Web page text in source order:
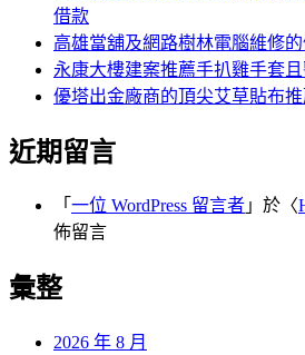
借款
高雄當舖及網路樹林電腦維修
永康大樓建案推薦手扒雞手套
優塔出金廠商的頂尖艾草貼布
近期留言
「 一位 WordPress 留言者 」於〈
佈留言
彙整
2026 年 8 月